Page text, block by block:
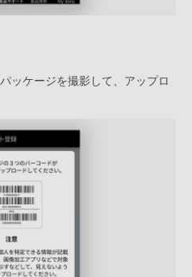
ッケージを撮影して、アップロ